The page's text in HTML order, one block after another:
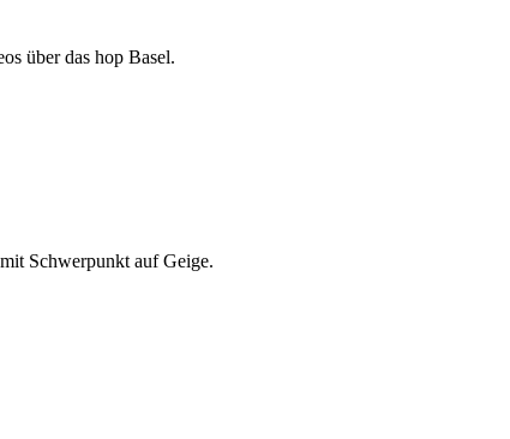
über das hop Basel.
Schwerpunkt auf Geige.